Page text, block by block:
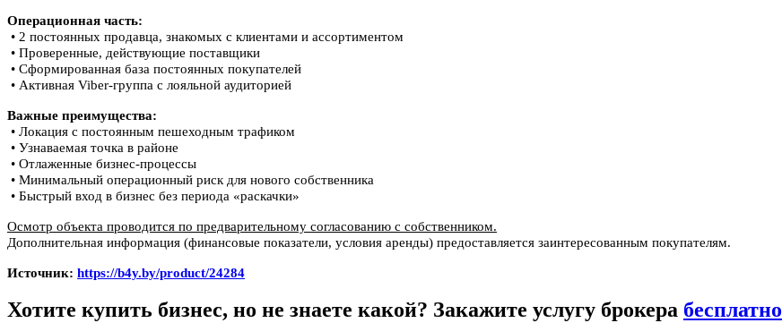
Операционная часть:
• 2 постоянных продавца, знакомых с клиентами и ассортиментом
• Проверенные, действующие поставщики
• Сформированная база постоянных покупателей
• Активная Viber-группа с лояльной аудиторией
Важные преимущества:
• Локация с постоянным пешеходным трафиком
• Узнаваемая точка в районе
• Отлаженные бизнес-процессы
• Минимальный операционный риск для нового собственника
• Быстрый вход в бизнес без периода «раскачки»
Осмотр объекта проводится по предварительному согласованию с собственником.
Дополнительная информация (финансовые показатели, условия аренды) предоставляется заинтересованным покупателям.
Источник: https://b4y.by/product/24284
Хотите купить бизнес, но не знаете какой? Закажите услугу брокера бесплатно